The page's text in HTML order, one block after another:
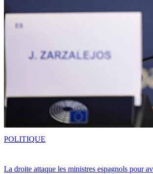
La droite attaque les ministres espagnols pour
POLITIQUE